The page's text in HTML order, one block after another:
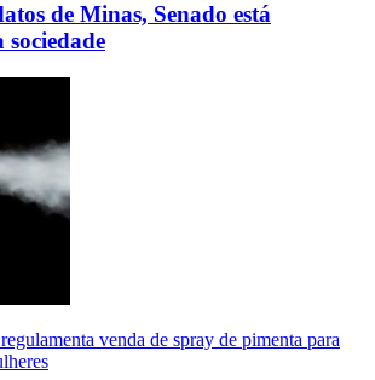
de Minas, Senado está
sociedade
venda de spray de pimenta para